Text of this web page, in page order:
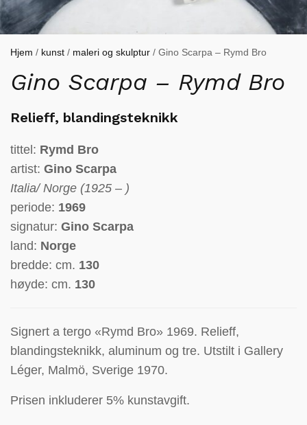
Hjem / kunst / maleri og skulptur / Gino Scarpa – Rymd Bro
Gino Scarpa – Rymd Bro
Relieff, blandingsteknikk
tittel: Rymd Bro
artist: Gino Scarpa
Italia/ Norge (1925 – )
periode: 1969
signatur: Gino Scarpa
land: Norge
bredde: cm. 130
høyde: cm. 130
Signert a tergo «Rymd Bro» 1969. Relieff,
blandingsteknikk, aluminum og tre. Utstilt i Gallery
Léger, Malmö, Sverige 1970.
Prisen inkluderer 5% kunstavgift.